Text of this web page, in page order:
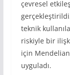
çevresel
teknik
riskiyle bir
için
uyguladı.